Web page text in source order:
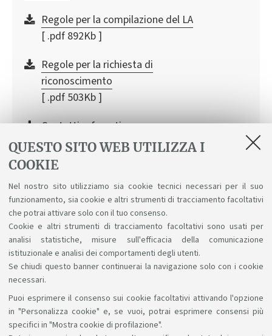
QUESTO SITO WEB UTILIZZA I
COOKIE
Nel nostro sito utilizziamo sia cookie tecnici necessari per il suo
funzionamento, sia cookie e altri strumenti di tracciamento facoltativi
che potrai attivare solo con il tuo consenso.
Cookie e altri strumenti di tracciamento facoltativi sono usati per
analisi statistiche, misure sull'efficacia della comunicazione
istituzionale e analisi dei comportamenti degli utenti.
Se chiudi questo banner continuerai la navigazione solo con i cookie
necessari.
Puoi esprimere il consenso sui cookie facoltativi attivando l'opzione
in "Personalizza cookie" e, se vuoi, potrai esprimere consensi più
specifici in "Mostra cookie di profilazione".
Regole per la compilazione del LA
[ .pdf 892Kb ]
Regole per la richiesta di
riconoscimento
[ .pdf 503Kb ]
Contatti referenti
internazionalizzazione dei corsi di
studio
Sosteniamo il diritto alla conoscenza
Seguici su: